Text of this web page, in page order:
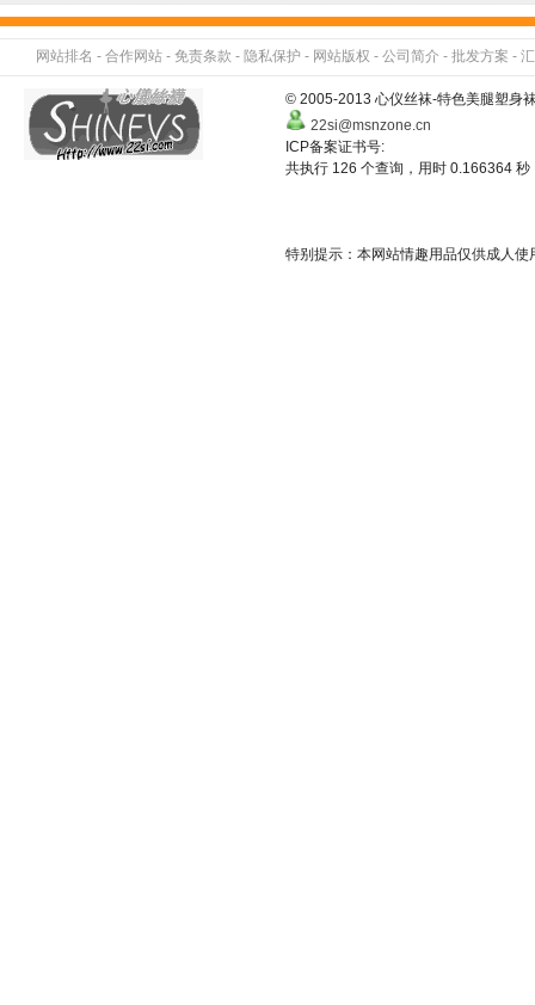
网站排名 - 合作网站 - 免责条款 - 隐私保护 - 网站版权 - 公司简介 - 批发方案 -
© 2005-2013 心仪丝袜-特色美腿塑身
22si@msnzone.cn
ICP备案证书号:
共执行 126 个查询，用时 0.166364
特别提示：本网站情趣用品仅供成人